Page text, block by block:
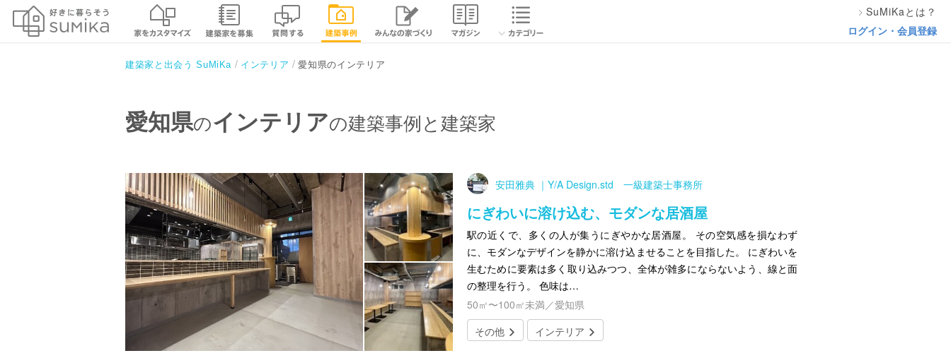
SuMiKaとは？
ログイン・会員登録
建築家と出会う SuMiKa インテリア 愛知県のインテリア
愛知県のインテリアの建築事例と建築家
安田雅典 ｜Y/A Design.std 一級建築士事務所
にぎわいに溶け込む、モダンな居酒屋
駅の近くで、多くの人が集うにぎやかな居酒屋。 その空気感を損なわず
に、モダンなデザインを静かに溶け込ませることを目指した。 にぎわいを
生むために要素は多く取り込みつつ、全体が雑多にならないよう、線と面
の整理を行う。 色味は…
50㎡〜100㎡未満／愛知県
その他
インテリア